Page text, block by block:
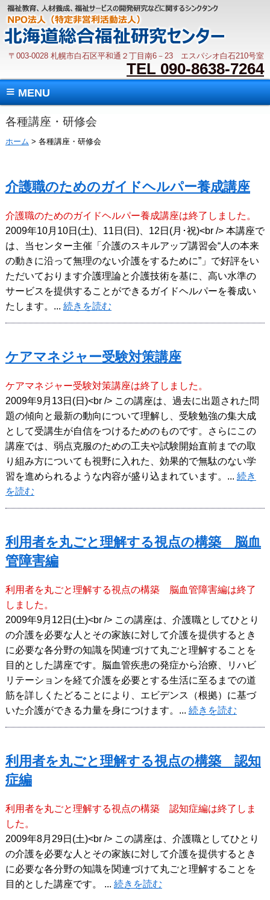
〒003-0028 札幌市白石区平和通２丁目南6－23 エスパシオ白石210号室
TEL 090-8638-7264
≡MENU
各種講座・研修会
ホーム > 各種講座・研修会
介護職のためのガイドヘルパー養成講座
介護職のためのガイドヘルパー養成講座は終了しました。
2009年10月10日(土)、11日(日)、12日(月･祝)<br /> 本講座で
は、当センター主催「介護のスキルアップ講習会“人の本来
の動きに沿って無理のない介護をするために”」で好評をい
ただいております介護理論と介護技術を基に、高い水準の
サービスを提供することができるガイドヘルパーを養成い
たします。... 続きを読む
ケアマネジャー受験対策講座
ケアマネジャー受験対策講座は終了しました。
2009年9月13日(日)<br /> この講座は、過去に出題された問
題の傾向と最新の動向について理解し、受験勉強の集大成
として受講生が自信をつけるためのものです。さらにこの
講座では、弱点克服のための工夫や試験開始直前までの取
り組み方についても視野に入れた、効果的で無駄のない学
習を進められるような内容が盛り込まれています。... 続き
を読む
利用者を丸ごと理解する視点の構築 脳血
管障害編
利用者を丸ごと理解する視点の構築 脳血管障害編は終了
しました。
2009年9月12日(土)<br /> この講座は、介護職としてひとり
の介護を必要な人とその家族に対して介護を提供するとき
に必要な各分野の知識を関連づけて丸ごと理解することを
目的とした講座です。脳血管疾患の発症から治療、リハビ
リテーションを経て介護を必要とする生活に至るまでの道
筋を詳しくたどることにより、エビデンス（根拠）に基づ
いた介護ができる力量を身につけます。... 続きを読む
利用者を丸ごと理解する視点の構築 認知
症編
利用者を丸ごと理解する視点の構築 認知症編は終了しま
した。
2009年8月29日(土)<br /> この講座は、介護職としてひとり
の介護を必要な人とその家族に対して介護を提供するとき
に必要な各分野の知識を関連づけて丸ごと理解することを
目的とした講座です。 ... 続きを読む